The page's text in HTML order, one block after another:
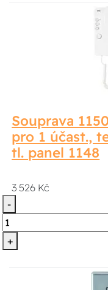
Souprava
pro 1 účast.,
tl. panel 1148
3 526 Kč
-
+